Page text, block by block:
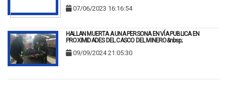
07/06/2023 16:16:54
HALLAN MUERTA A UNA PERSONA EN VÍA PUBLICA EN
PROXIMIDADES DEL CASCO DEL MINERO&nbsp;
09/09/2024 21:05:30